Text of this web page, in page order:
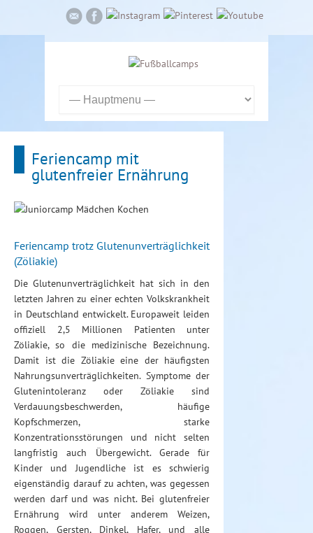
Feriencamp mit
glutenfreier Ernährung
Feriencamp trotz Glutenunverträglichkeit
(Zöliakie)
Die Glutenunverträglichkeit hat sich in den
letzten Jahren zu einer echten Volkskrankheit
in Deutschland entwickelt. Europaweit leiden
offiziell 2,5 Millionen Patienten unter
Zöliakie, so die medizinische Bezeichnung.
Damit ist die Zöliakie eine der häufigsten
Nahrungsunverträglichkeiten. Symptome der
Glutenintoleranz oder Zöliakie sind
Verdauungsbeschwerden, häufige
Kopfschmerzen, starke
Konzentrationsstörungen und nicht selten
langfristig auch Übergewicht. Gerade für
Kinder und Jugendliche ist es schwierig
eigenständig darauf zu achten, was gegessen
werden darf und was nicht. Bei glutenfreier
Ernährung wird unter anderem Weizen,
Roggen, Gersten, Dinkel, Hafer, und alle